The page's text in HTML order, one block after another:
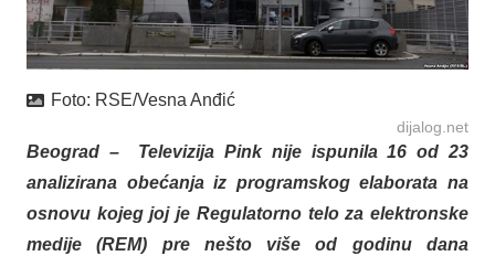
Foto: RSE/Vesna Anđić
dijalog.net
Beograd – Televizija Pink nije ispunila 16 od 23
analizirana obećanja iz programskog elaborata na
osnovu kojeg joj je Regulatorno telo za elektronske
medije (REM) pre nešto više od godinu dana